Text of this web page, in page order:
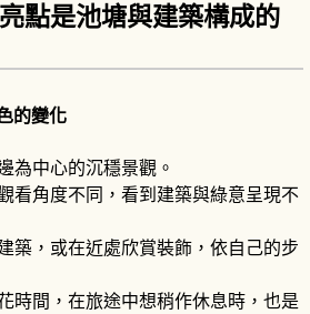
點是池塘與建築構成的
的變化
為中心的沉穩景觀。
看角度不同，看到建築與綠意呈現不
築，或在近處欣賞裝飾，依自己的步
時間，在旅途中想稍作休息時，也是